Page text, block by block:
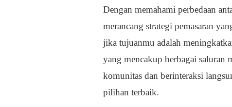
Dengan memahami perbedaan
merancang strategi pemasaran
jika tujuanmu adalah
yang mencakup berbagai
komunitas dan berinteraksi
pilihan terbaik.